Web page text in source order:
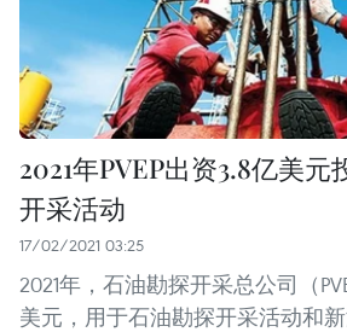
2021年PVEP出资3.8亿美元
开采活动
17/02/2021 03:25
2021年，石油勘探开采总公司（
美元，用于石油勘探开采活动和新